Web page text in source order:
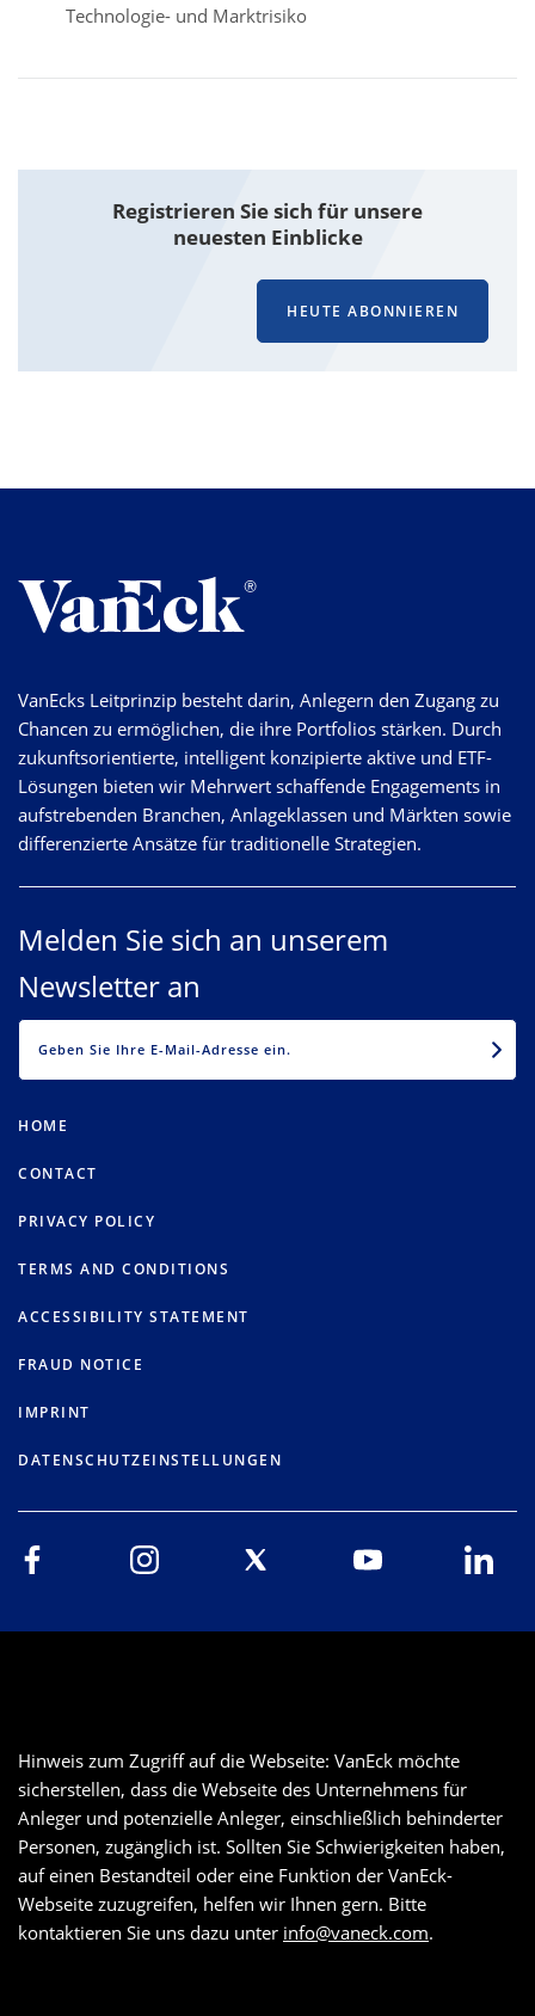
Technologie- und Marktrisiko
Attachment
Registrieren Sie sich für unsere
neuesten Einblicke
HEUTE ABONNIEREN
VanEcks Leitprinzip besteht darin, Anlegern den Zugang zu
Chancen zu ermöglichen, die ihre Portfolios stärken. Durch
zukunftsorientierte, intelligent konzipierte aktive und ETF-
Lösungen bieten wir Mehrwert schaffende Engagements in
aufstrebenden Branchen, Anlageklassen und Märkten sowie
differenzierte Ansätze für traditionelle Strategien.
Melden Sie sich an unserem
Newsletter an
HOME
CONTACT
PRIVACY POLICY
TERMS AND CONDITIONS
ACCESSIBILITY STATEMENT
FRAUD NOTICE
IMPRINT
DATENSCHUTZEINSTELLUNGEN
Hinweis zum Zugriff auf die Webseite: VanEck möchte
sicherstellen, dass die Webseite des Unternehmens für
Anleger und potenzielle Anleger, einschließlich behinderter
Personen, zugänglich ist. Sollten Sie Schwierigkeiten haben,
auf einen Bestandteil oder eine Funktion der VanEck-
Webseite zuzugreifen, helfen wir Ihnen gern. Bitte
kontaktieren Sie uns dazu unter info@vaneck.com.